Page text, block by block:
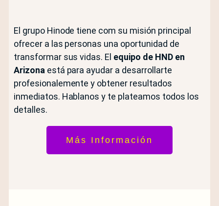
El grupo Hinode tiene com su misión principal
ofrecer a las personas una oportunidad de
transformar sus vidas. El equipo de HND en
Arizonaestá para ayudar a desarrollarte
profesionalemente y obtener resultados
inmediatos. Hablanos y te plateamos todos los
detalles.
Más Información